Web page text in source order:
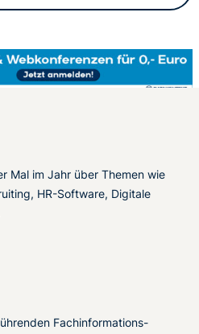
Mal im Jahr über Themen wie
HR-Software, Digitale
Fachinformations-